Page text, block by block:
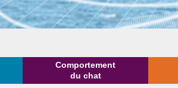
Comportement
du chat